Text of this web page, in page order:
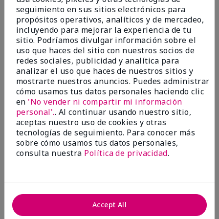
Marcar esta opinión
5
Satisfied
EnviadoHace 3 meses
por Keyrone
deLaBelle, FL
Evaluado en
marykay.com/en-us/
Since using MK products, my skin hasn't been as oily.
I've received compliments that my complexion has
Tyre, for introducing me to these products!
seguimiento en sus sitios electrónicos para
propósitos operativos, analíticos y de mercadeo,
incluyendo para mejorar la experiencia de tu
sitio. Podríamos divulgar información sobre el
uso que haces del sitio con nuestros socios de
redes sociales, publicidad y analítica para
analizar el uso que haces de nuestros sitios y
mostrarte nuestros anuncios. Puedes administrar
cómo usamos tus datos personales haciendo clic
en 'No vender ni compartir mi información
personal'.. Al continuar usando nuestro sitio,
aceptas nuestro uso de cookies y otras
tecnologías de seguimiento. Para conocer más
sobre cómo usamos tus datos personales,
consulta nuestra Política de privacidad.
Accept All